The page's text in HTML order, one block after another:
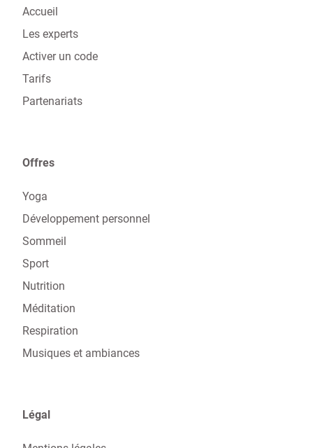
Accueil
Les experts
Activer un code
Tarifs
Partenariats
Offres
Yoga
Développement personnel
Sommeil
Sport
Nutrition
Méditation
Respiration
Musiques et ambiances
Légal